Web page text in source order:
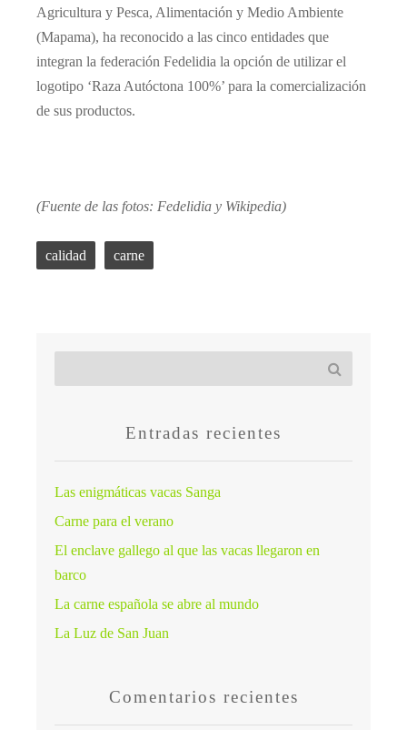
Agricultura y Pesca, Alimentación y Medio Ambiente
(Mapama), ha reconocido a las cinco entidades que
integran la federación Fedelidia la opción de utilizar el
logotipo ‘Raza Autóctona 100%’ para la comercialización
de sus productos.
(Fuente de las fotos: Fedelidia y Wikipedia)
calidad carne
Entradas recientes
Las enigmáticas vacas Sanga
Carne para el verano
El enclave gallego al que las vacas llegaron en
barco
La carne española se abre al mundo
La Luz de San Juan
Comentarios recientes